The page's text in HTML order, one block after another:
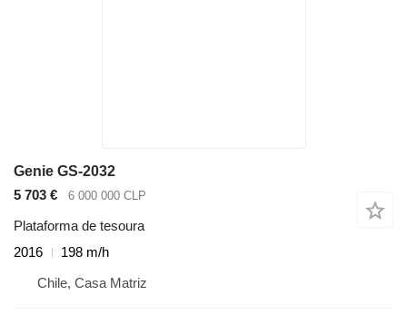
Genie GS-2032
5 703 €
6 000 000 CLP
Plataforma de tesoura
2016
198 m/h
Chile, Casa Matriz